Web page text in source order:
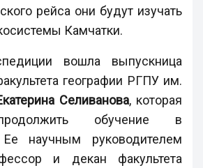
рейса они будут изучать
Камчатки.
вошла выпускница
географии РГПУ им.
Селиванова, которая
обучение в
Ее научным руководителем
и декан факультета